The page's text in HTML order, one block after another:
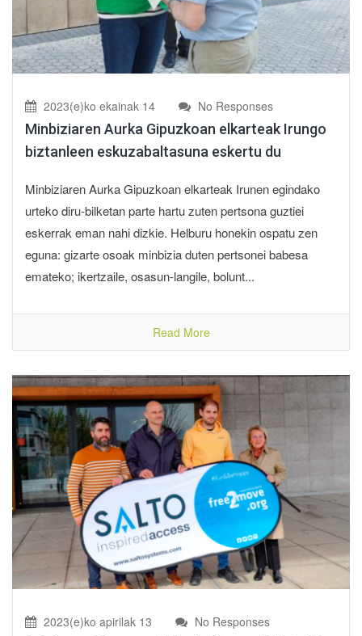
2023(e)ko ekainak 14 No Responses
Minbiziaren Aurka Gipuzkoan elkarteak Irungo
biztanleen eskuzabaltasuna eskertu du
Minbiziaren Aurka Gipuzkoan elkarteak Irunen egindako
urteko diru-bilketan parte hartu zuten pertsona guztiei
eskerrak eman nahi dizkie. Helburu honekin ospatu zen
eguna: gizarte osoak minbizia duten pertsonei babesa
emateko; ikertzaile, osasun-langile, bolunt...
Read More
2023(e)ko apirilak 13 No Responses